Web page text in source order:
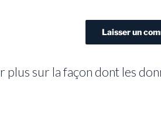
plus sur la façon dont les